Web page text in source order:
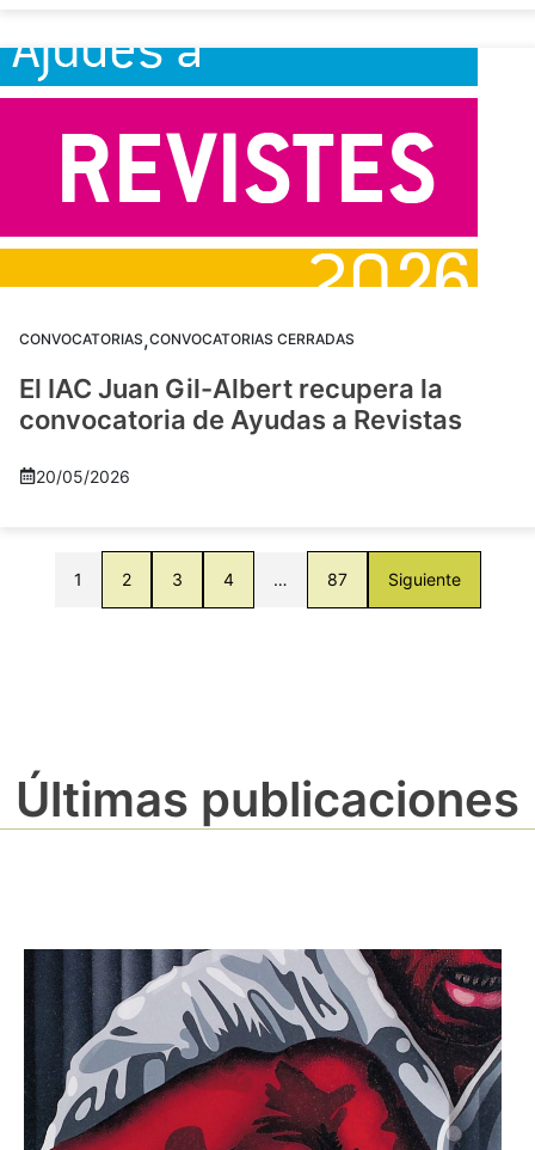
CONVOCATORIAS,CONVOCATORIAS CERRADAS
El IAC Juan Gil-Albert recupera la
convocatoria de Ayudas a Revistas
20/05/2026
1 2 3 4 … 87 Siguiente
Últimas publicaciones